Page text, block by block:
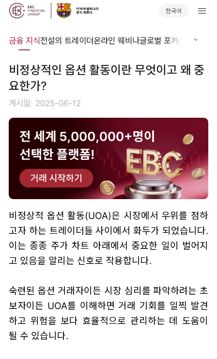
한국어
금융 지식전설의 트레이더온라인 웨비나글로벌 포커스 기술적
비정상적인 옵션 활동이란 무엇이고 왜 중
요한가?
게시일: 2025-06-12
비정상적 옵션 활동(UOA)은 시장에서 우위를 점하
고자 하는 트레이더들 사이에서 화두가 되었습니다.
이는 종종 주가 차트 아래에서 중요한 일이 벌어지
고 있음을 알리는 신호로 작용합니다.
숙련된 옵션 거래자이든 시장 심리를 파악하려는 초
보자이든 UOA를 이해하면 거래 기회를 일찍 발견
하고 위험을 보다 효율적으로 관리하는 데 도움이
될 수 있습니다.